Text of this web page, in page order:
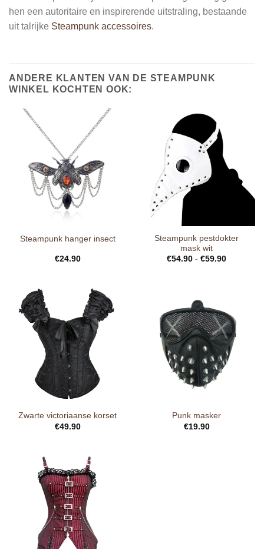
hen een autoritaire en inspirerende uitstraling, bestaande
uit talrijke Steampunk accessoires.
ANDERE KLANTEN VAN DE STEAMPUNK
WINKEL KOCHTEN OOK:
Steampunk hanger insect
€24.90
Steampunk pestdokter
mask wit
€54.90 - €59.90
Zwarte victoriaanse korset
€49.90
Punk masker
€19.90